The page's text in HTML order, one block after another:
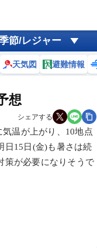
節/レジャー
天気図 避難情報
想
シェアする
温が上がり、10地点
日15日(金)も暑さは続
策が必要になりそうで